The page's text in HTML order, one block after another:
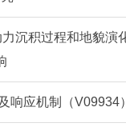
沉积过程和地貌演
响应机制（V09934